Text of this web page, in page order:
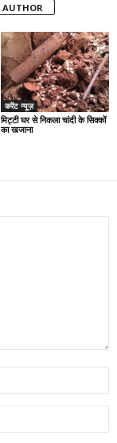
AUTHOR
करेंट न्यूज़
मिट्टी घर से निकला चांदी के सिक्कों
का खजाना